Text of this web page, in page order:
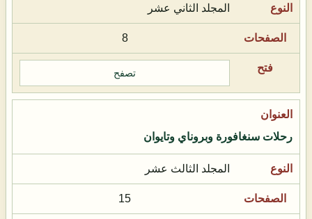
المجلد الثاني عشر
8
تصفح
رحلات سنغافورة وبروناي وتايوان
المجلد الثالث عشر
15